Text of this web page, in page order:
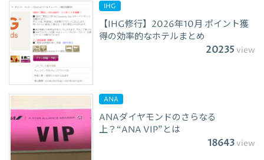
IHG
【IHG修行】2026年10月 ポイント獲
得の効率的なホテルまとめ
20235 view
ANA
ANAダイヤモンドのさらなる
上？“ANA VIP”とは
18643view